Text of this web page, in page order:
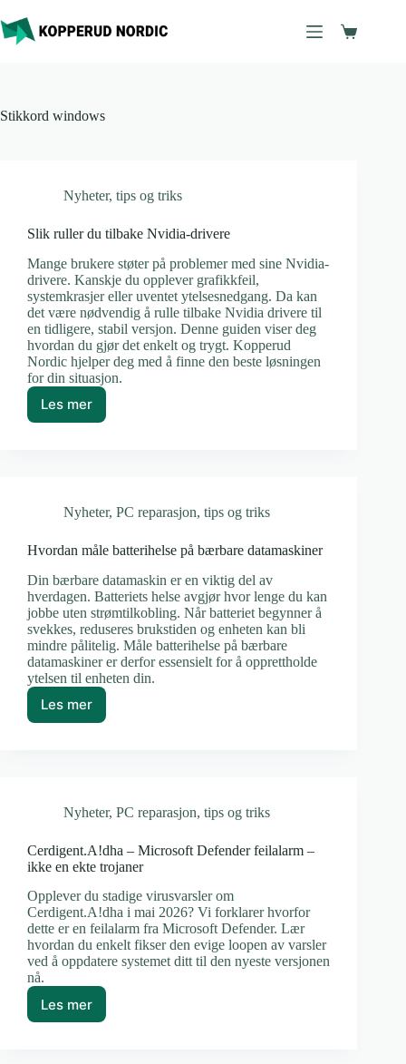
til
innholdet
Stikkord windows
Nyheter, tips og triks
Slik ruller du tilbake Nvidia-drivere
Mange brukere støter på problemer med sine Nvidia-
drivere. Kanskje du opplever grafikkfeil,
systemkrasjer eller uventet ytelsesnedgang. Da kan
det være nødvendig å rulle tilbake Nvidia drivere til
en tidligere, stabil versjon. Denne guiden viser deg
hvordan du gjør det enkelt og trygt. Kopperud
Nordic hjelper deg med å finne den beste løsningen
for din situasjon.
Les mer
Slik
Nyheter, PC reparasjon, tips og triks
Hvordan måle batterihelse på bærbare datamaskiner
Din bærbare datamaskin er en viktig del av
hverdagen. Batteriets helse avgjør hvor lenge du kan
jobbe uten strømtilkobling. Når batteriet begynner å
svekkes, reduseres brukstiden og enheten kan bli
mindre pålitelig. Måle batterihelse på bærbare
datamaskiner er derfor essensielt for å opprettholde
ytelsen til enheten din.
Les mer
Hvordan
måle
Nyheter, PC reparasjon, tips og triks
Cerdigent.A!dha – Microsoft Defender feilalarm –
ikke en ekte trojaner
Opplever du stadige virusvarsler om
Cerdigent.A!dha i mai 2026? Vi forklarer hvorfor
dette er en feilalarm fra Microsoft Defender. Lær
hvordan du enkelt fikser den evige loopen av varsler
ved å oppdatere systemet ditt til den nyeste versjonen
nå.
Les merCerdigent.A!dha